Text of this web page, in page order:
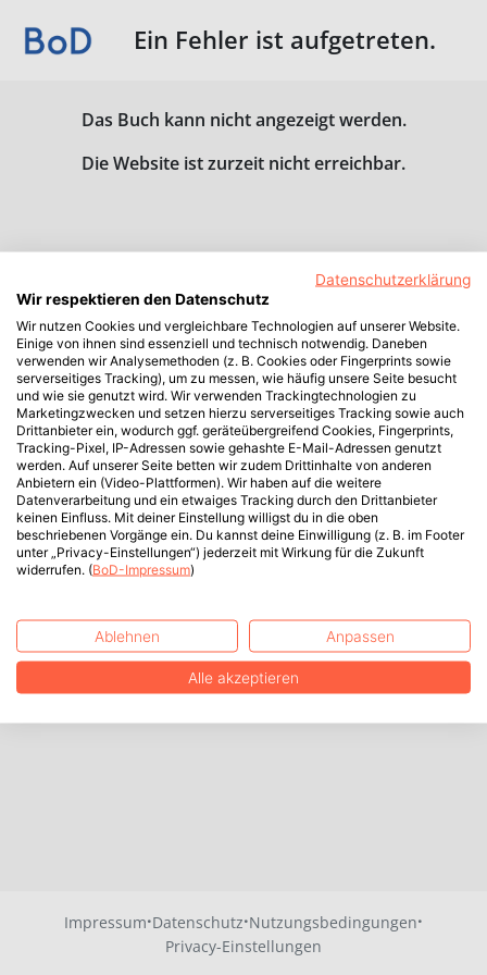
Ein Fehler ist aufgetreten.
Das Buch kann nicht angezeigt werden.
Die Website ist zurzeit nicht erreichbar.
Impressum·Datenschutz·Nutzungsbedingungen·
Privacy-Einstellungen
Datenschutzerklärung
Wir respektieren den Datenschutz
Wir nutzen Cookies und vergleichbare Technologien auf unserer Website.
Einige von ihnen sind essenziell und technisch notwendig. Daneben
verwenden wir Analysemethoden (z. B. Cookies oder Fingerprints sowie
serverseitiges Tracking), um zu messen, wie häufig unsere Seite besucht
und wie sie genutzt wird. Wir verwenden Trackingtechnologien zu
Marketingzwecken und setzen hierzu serverseitiges Tracking sowie auch
Drittanbieter ein, wodurch ggf. geräteübergreifend Cookies, Fingerprints,
Tracking-Pixel, IP-Adressen sowie gehashte E-Mail-Adressen genutzt
werden. Auf unserer Seite betten wir zudem Drittinhalte von anderen
Anbietern ein (Video-Plattformen). Wir haben auf die weitere
Datenverarbeitung und ein etwaiges Tracking durch den Drittanbieter
keinen Einfluss. Mit deiner Einstellung willigst du in die oben
beschriebenen Vorgänge ein. Du kannst deine Einwilligung (z. B. im Footer
unter „Privacy-Einstellungen“) jederzeit mit Wirkung für die Zukunft
widerrufen. (BoD-Impressum)
Ablehnen Anpassen
Alle akzeptieren